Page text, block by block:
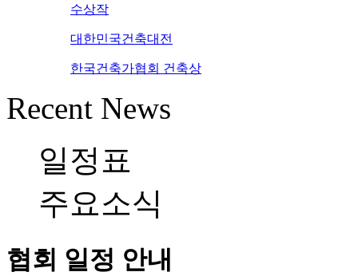
수상작
대한민국건축대전
한국건축가협회 건축상
Recent News
일정표
주요소식
협회 일정 안내